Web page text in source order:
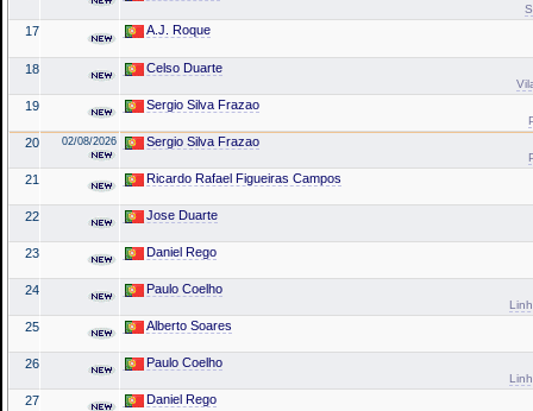
17 A.J. Roque
18 Celso Duarte
19 Sergio Silva Frazao
20 02/08/2026 Sergio Silva Frazao
21 Ricardo Rafael Figueiras Campos
22 Jose Duarte
23 Daniel Rego
24 Paulo Coelho
25 Alberto Soares
26 Paulo Coelho
27 Daniel Rego